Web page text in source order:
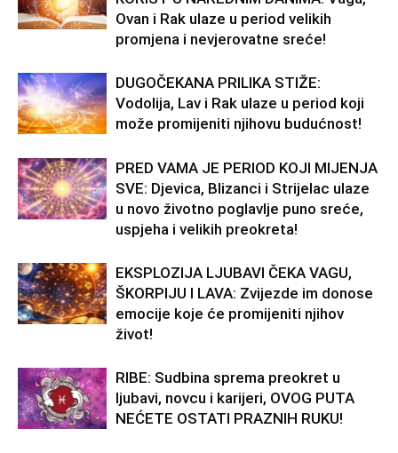
Ovan i Rak ulaze u period velikih
promjena i nevjerovatne sreće!
DUGOČEKANA PRILIKA STIŽE:
Vodolija, Lav i Rak ulaze u period koji
može promijeniti njihovu budućnost!
PRED VAMA JE PERIOD KOJI MIJENJA
SVE: Djevica, Blizanci i Strijelac ulaze
u novo životno poglavlje puno sreće,
uspjeha i velikih preokreta!
EKSPLOZIJA LJUBAVI ČEKA VAGU,
ŠKORPIJU I LAVA: Zvijezde im donose
emocije koje će promijeniti njihov
život!
RIBE: Sudbina sprema preokret u
ljubavi, novcu i karijeri, OVOG PUTA
NEĆETE OSTATI PRAZNIH RUKU!